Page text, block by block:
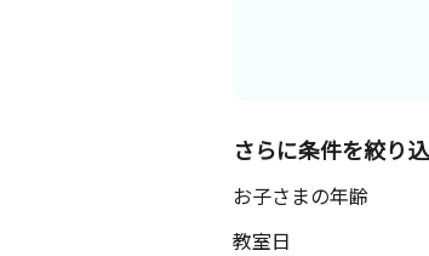
さらに条件を絞り
お子さまの年齢
教室日